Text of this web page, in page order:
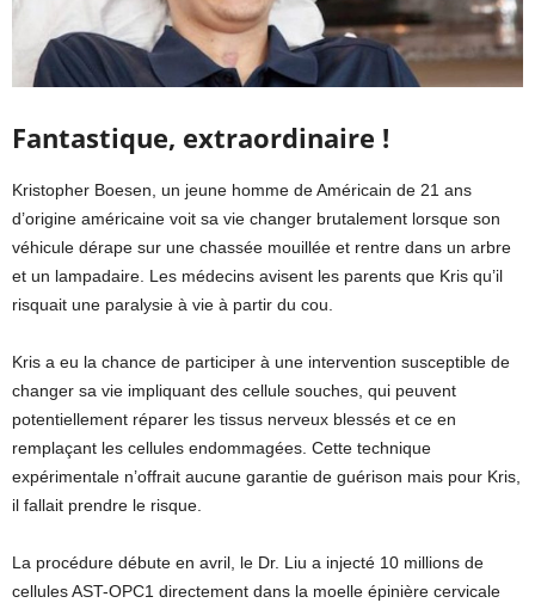
Fantastique, extraordinaire !
Kristopher Boesen, un jeune homme de Américain de 21 ans
d’origine américaine voit sa vie changer brutalement lorsque son
véhicule dérape sur une chassée mouillée et rentre dans un arbre
et un lampadaire. Les médecins avisent les parents que Kris qu’il
risquait une paralysie à vie à partir du cou.
Kris a eu la chance de participer à une intervention susceptible de
changer sa vie impliquant des cellule souches, qui peuvent
potentiellement réparer les tissus nerveux blessés et ce en
remplaçant les cellules endommagées. Cette technique
expérimentale n’offrait aucune garantie de guérison mais pour Kris,
il fallait prendre le risque.
La procédure débute en avril, le Dr. Liu a injecté 10 millions de
cellules AST-OPC1 directement dans la moelle épinière cervicale